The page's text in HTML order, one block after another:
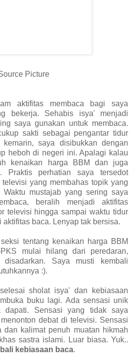
Picture
aktifitas membaca bagi saya
bekerja. Sehabis isya' menjadi
saya gunakan untuk membaca.
sakti sebagai pengantar tidur
saya disibukkan dengan
heboh di negeri ini. Apalagi kalau
kenaikan harga BBM dan juga
Praktis perhatian saya tersedot
yang membahas topik yang
mustajab yang sering saya
beralih menjadi aktifitas
televisi hingga sampai waktu tidur
aktifitas baca. Lenyap tak bersisa.
tentang kenaikan harga BBM
mulai hilang dari peredaran,
Saya musti kembali
:).
sholat isya' dan kebiasaan
buku lagi. Ada sensasi unik
dapati. Sensasi yang tidak saya
debat di televisi. Sensasi
dan kalimat penuh muatan hikmah
sastra islami. Luar biasa. Yuk..
kebiasaan baca.